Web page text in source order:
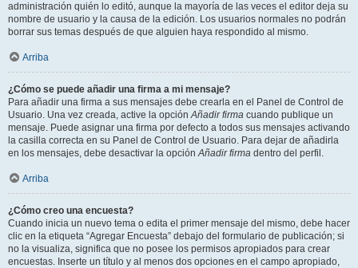
administración quién lo editó, aunque la mayoría de las veces el editor deja su
nombre de usuario y la causa de la edición. Los usuarios normales no podrán
borrar sus temas después de que alguien haya respondido al mismo.
Arriba
¿Cómo se puede añadir una firma a mi mensaje?
Para añadir una firma a sus mensajes debe crearla en el Panel de Control de
Usuario. Una vez creada, active la opciónAñadir firma cuando publique un
mensaje. Puede asignar una firma por defecto a todos sus mensajes activando
la casilla correcta en su Panel de Control de Usuario. Para dejar de añadirla
en los mensajes, debe desactivar la opciónAñadir firma dentro del perfil.
Arriba
¿Cómo creo una encuesta?
Cuando inicia un nuevo tema o edita el primer mensaje del mismo, debe hacer
clic en la etiqueta “Agregar Encuesta” debajo del formulario de publicación; si
no la visualiza, significa que no posee los permisos apropiados para crear
encuestas. Inserte un título y al menos dos opciones en el campo apropiado,